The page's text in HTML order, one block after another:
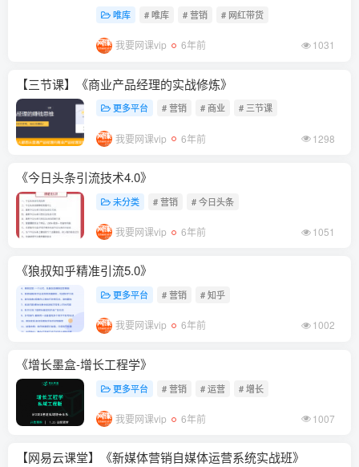
唯库 # 唯库 # 营销 # 网红带货
我要网课vip 6年前 1031
【三节课】《商业产品经理的实战修炼》
更多平台 # 营销 # 商业 # 三节课
我要网课vip 6年前 1298
《今日头条引流技术4.0》
未分类 # 营销 # 今日头条
我要网课vip 6年前 1051
《狼叔知乎精准引流5.0》
更多平台 # 营销 # 知乎
我要网课vip 6年前 1002
《增长墨盒-增长工程学》
更多平台 # 营销 # 运营 # 增长
我要网课vip 6年前 1007
【网易云课堂】《新媒体营销自媒体运营系统实战班》